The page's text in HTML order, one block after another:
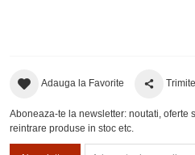
Adauga la Favorite
Aboneaza-te la newsletter: noutati, oferte
reintrare produse in stoc etc.